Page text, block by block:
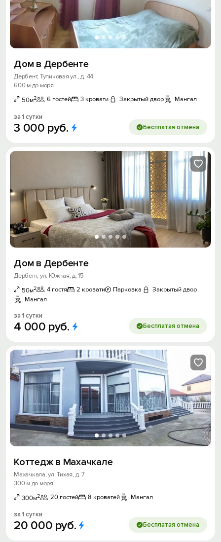
Дом в Дербенте
Дербент, Тупиковая ул., д. 44
600 м до моря
50м2 6 гостей 3 кровати Закрытый двор Мангал
за 1 сутки
3 000 руб. Бесплатая отмена
Дом в Дербенте
Дербент, ул. Южная, д. 15
50м2 4 гостя 2 кровати Парковка
Закрытый двор
Мангал
за 1 сутки
4 000 руб. Бесплатая отмена
Коттедж в Махачкале
Махачкала, ул. Тихая, д. 7
300 м до моря
300м2 20 гостей 8 кроватей Мангал
за 1 сутки
20 000 руб. Бесплатая отмена